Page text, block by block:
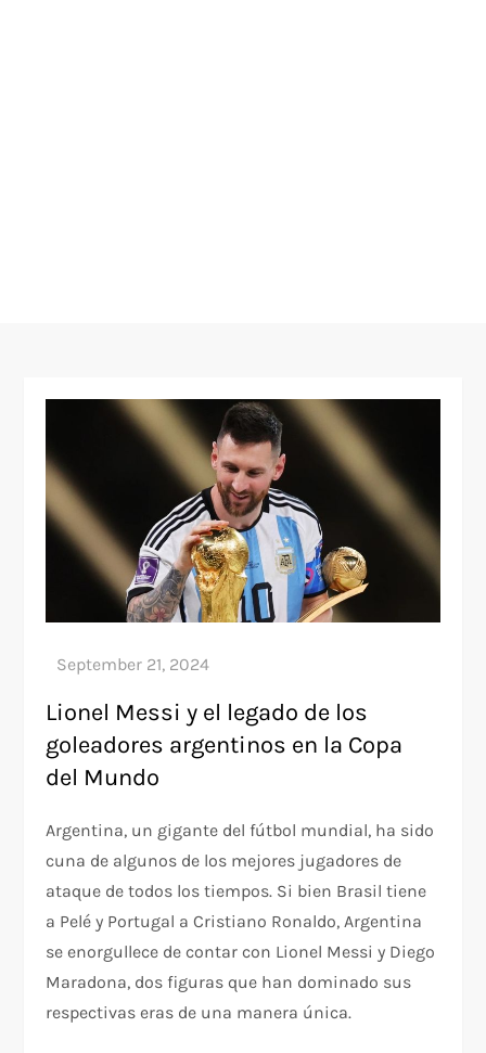
Lionel Messi y el legado de los
goleadores argentinos en la Copa
del Mundo
Argentina, un gigante del fútbol mundial, ha sido
cuna de algunos de los mejores jugadores de
ataque de todos los tiempos. Si bien Brasil tiene
a Pelé y Portugal a Cristiano Ronaldo, Argentina
se enorgullece de contar con Lionel Messi y Diego
Maradona, dos figuras que han dominado sus
respectivas eras de una manera única.